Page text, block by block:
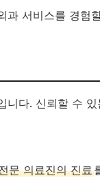
과 서비스를 경험
다. 신뢰할 수
문 의료진의 진료